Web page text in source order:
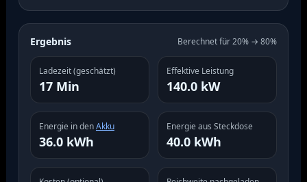
Ergebnis Berechnet für 20% → 80%
Ladezeit (geschätzt)
17 Min
Effektive Leistung
140.0 kW
Energie in denAkku
36.0 kWh
Energie aus Steckdose
40.0 kWh